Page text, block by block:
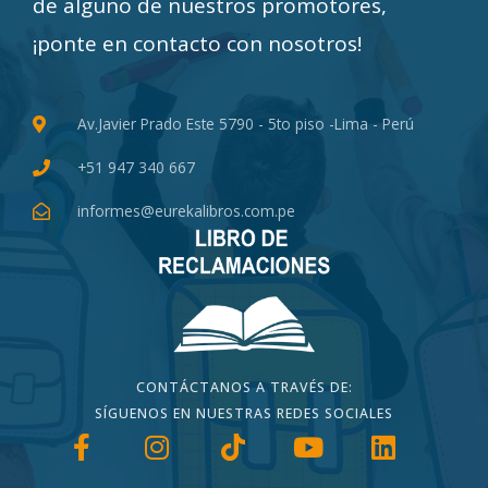
de alguno de nuestros promotores,
¡ponte en contacto con nosotros!
Av.Javier Prado Este 5790 - 5to piso -Lima - Perú
+51 947 340 667
informes@eurekalibros.com.pe
CONTÁCTANOS A TRAVÉS DE:
SÍGUENOS EN NUESTRAS REDES SOCIALES